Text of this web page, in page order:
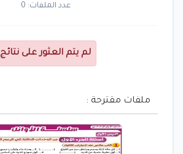
عدد الملفات: 0
لم يتم العثور على نتائج
ملفات مقترحة :